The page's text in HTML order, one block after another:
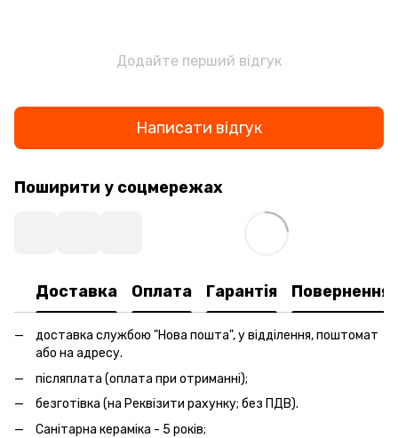
Додайте перший відгук
Написати відгук
Поширити у соцмережах
Доставка Оплата Гарантія Повернення
доставка службою "Нова пошта", у відділення, поштомат
або на адресу.
післяплата (оплата при отриманні);
безготівка (на Реквізити рахунку; без ПДВ).
Санітарна кераміка - 5 років;